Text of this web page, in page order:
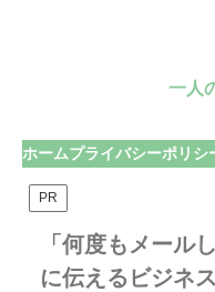
一人
ホーム
PR
「何度もメール
に伝えるビジネ